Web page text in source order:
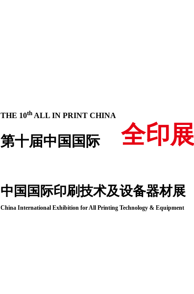
THE 10th ALL IN PRINT CHINA
第十届中国国际 全印展
中国国际印刷技术及设备器材展
China International Exhibition for All Printing Technology & Equipment